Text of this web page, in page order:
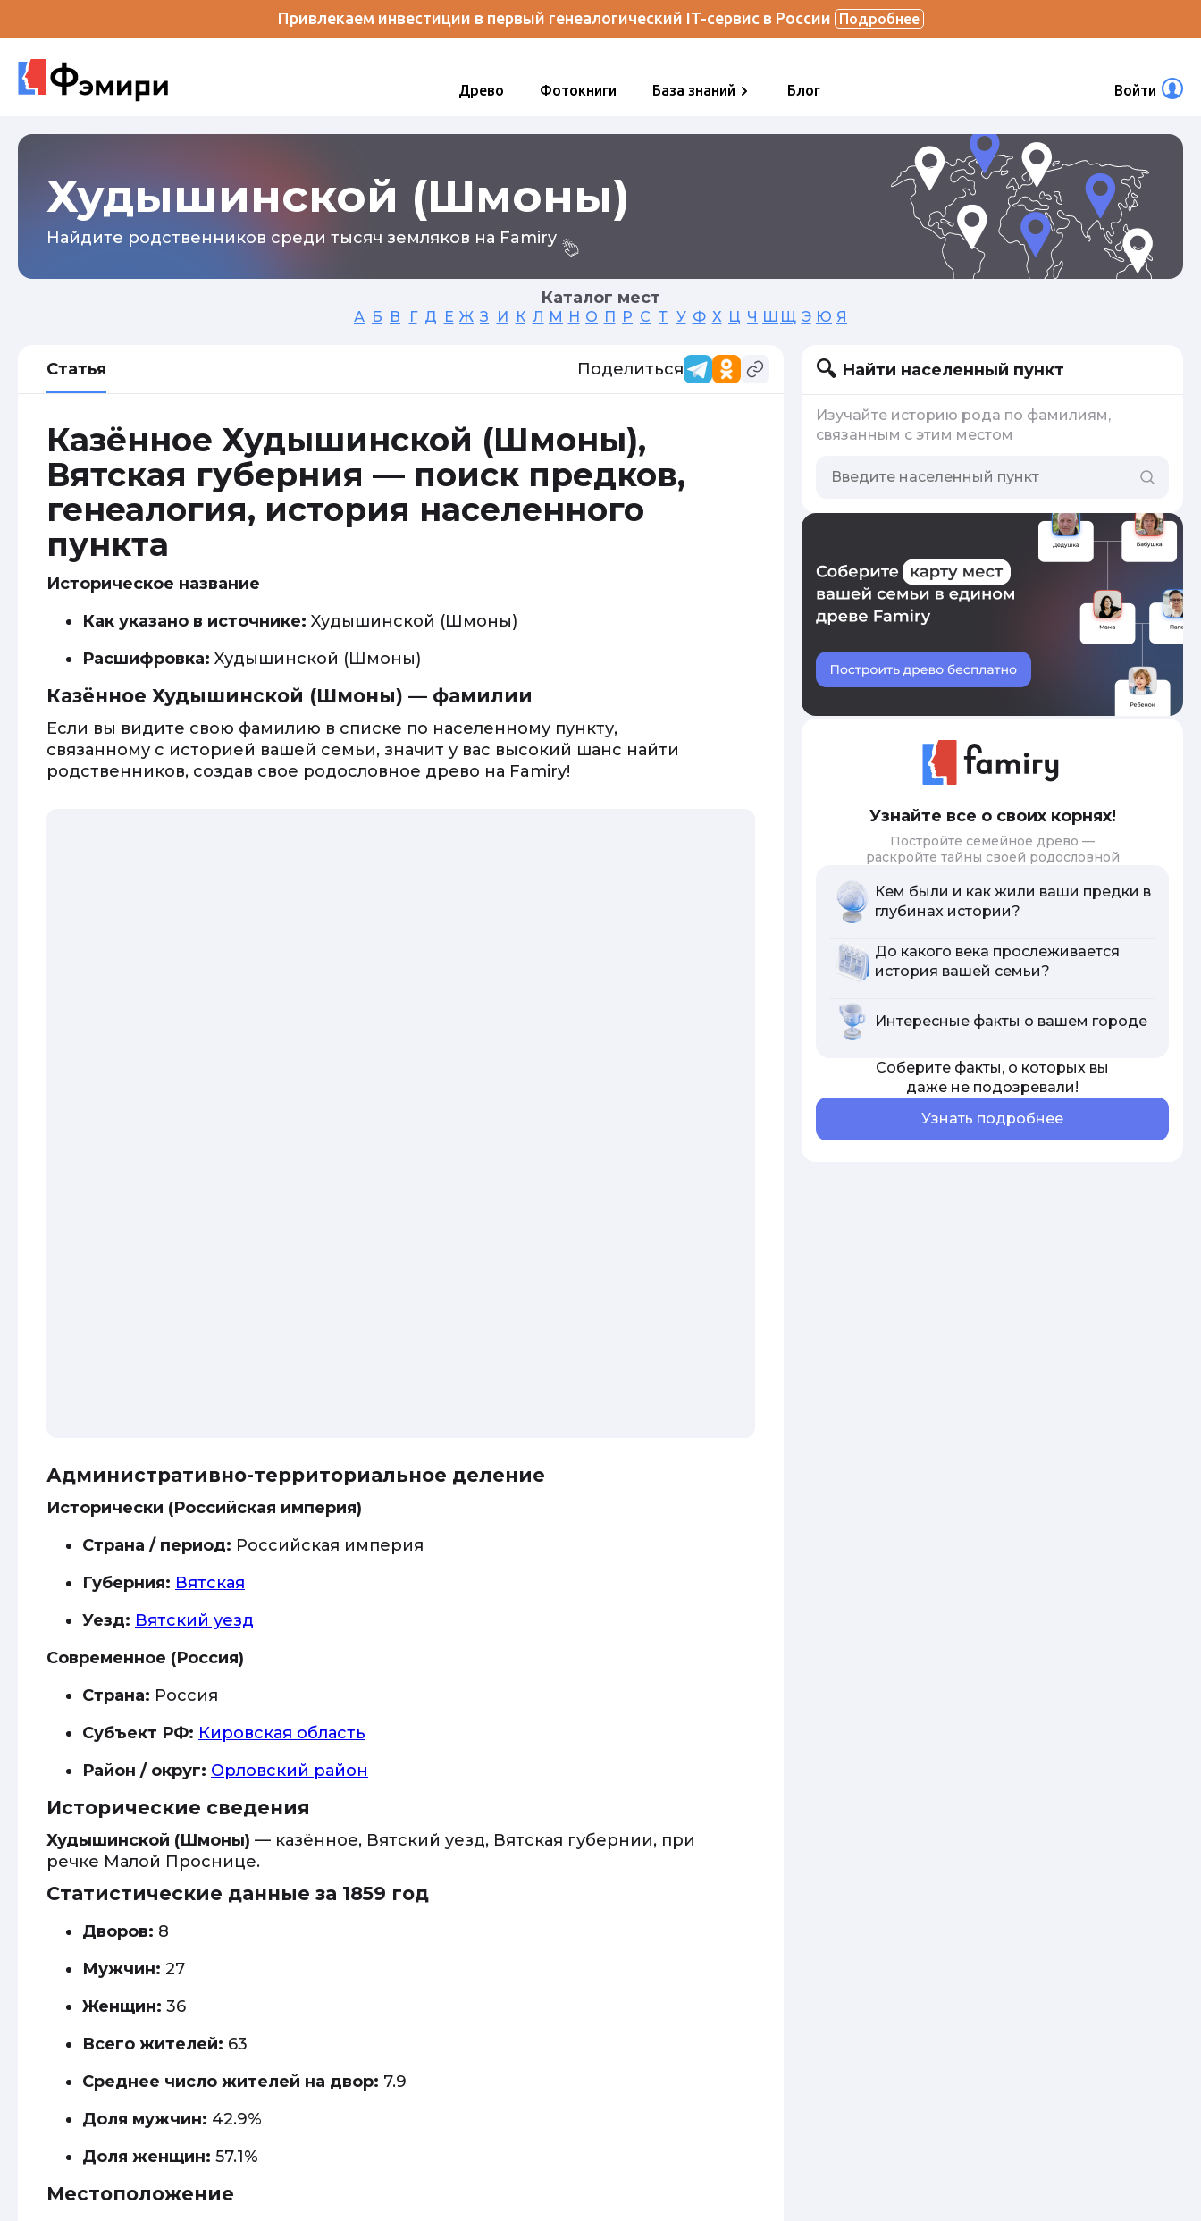
Привлекаем инвестиции в первый генеалогический IT-сервис в России Подробнее
Древо Фотокниги База знаний Блог Войти
Худышинской (Шмоны)
Найдите родственников среди тысяч земляков на Famiry
Каталог мест
А Б В Г Д Е Ж З И К Л М Н О П Р С Т У Ф Х Ц Ч Ш Щ Э Ю Я
Статья Поделиться
Казённое Худышинской (Шмоны),
Вятская губерния — поиск предков,
генеалогия, история населенного
пункта
Историческое название
Как указано в источнике: Xудышинской (Шмоны)
Расшифровка: Xудышинской (Шмоны)
Казённое Худышинской (Шмоны) — фамилии
Если вы видите свою фамилию в списке по населенному пункту,
связанному с историей вашей семьи, значит у вас высокий шанс найти
родственников, создав свое родословное древо на Famiry!
Административно-территориальное деление
Исторически (Российская империя)
Страна / период: Российская империя
Губерния: Вятская
Уезд: Вятский уезд
Современное (Россия)
Страна: Россия
Субъект РФ: Кировская область
Район / округ: Орловский район
Исторические сведения
Худышинской (Шмоны) — казённое, Вятский уезд, Вятская губернии, при
речке Малой Проснице.
Статистические данные за 1859 год
Дворов: 8
Мужчин: 27
Женщин: 36
Всего жителей: 63
Среднее число жителей на двор: 7.9
Доля мужчин: 42.9%
Доля женщин: 57.1%
Местоположение
Найти населенный пункт
Изучайте историю рода по фамилиям,
связанным с этим местом
Узнайте все о своих корнях!
Постройте семейное древо —
раскройте тайны своей родословной
Кем были и как жили ваши предки в
глубинах истории?
До какого века прослеживается
история вашей семьи?
Интересные факты о вашем городе
Соберите факты, о которых вы
даже не подозревали!
Узнать подробнее